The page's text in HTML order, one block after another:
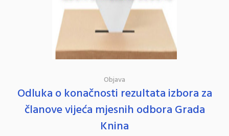
Objava
Odluka o konačnosti rezultata izbora za
članove vijeća mjesnih odbora Grada
Knina